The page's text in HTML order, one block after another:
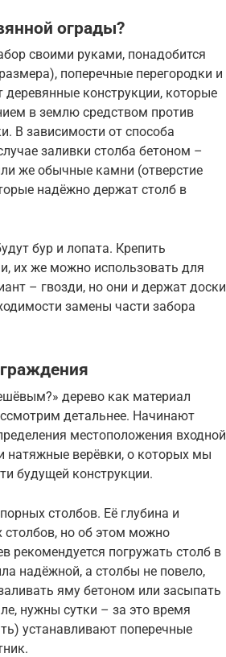
ограды?
своими руками, понадобится
поперечные перегородки и
конструкции, которые
в землю средством против
В зависимости от способа
заливки столба бетоном –
же обычные камни (отверстие
надёжно держат столб в
бур и лопата. Крепить
их же можно использовать для
– гвозди, но они и держат доски
замены части забора
дерево как материал
детальнее. Начинают
местоположения входной
натяжные верёвки, о которых мы
будущей конструкции.
столбов. Её глубина и
столбов, но об этом можно
рекомендуется погружать столб в
надёжной, а столбы не повело,
яму бетоном или засыпать
нужны сутки – за это время
устанавливают поперечные